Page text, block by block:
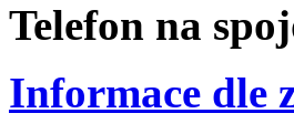
Telefon na
Informace dle